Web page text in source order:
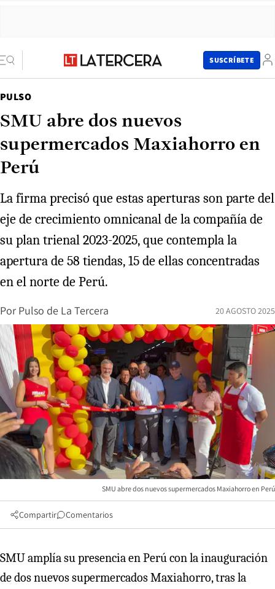
SUSCRÍBETE
PULSO
SMU abre dos nuevos
supermercados Maxiahorro en
Perú
La firma precisó que estas aperturas son parte del
eje de crecimiento omnicanal de la compañía de
su plan trienal 2023-2025, que contempla la
apertura de 58 tiendas, 15 de ellas concentradas
en el norte de Perú.
Por Pulso de La Tercera 20 AGOSTO 2025
SMU abre dos nuevos supermercados Maxiahorro en Perú
Compartir Comentarios
SMU amplía su presencia en Perú con la inauguración
de dos nuevos supermercados Maxiahorro, tras la